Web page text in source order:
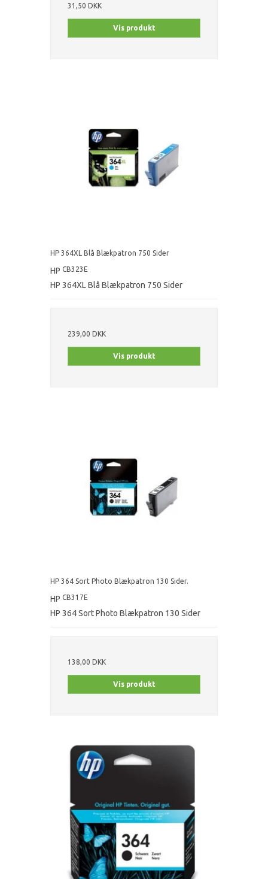
31,50 DKK
Vis produkt
HP 364XL Blå Blækpatron 750 Sider
HP CB323E
HP 364XL Blå Blækpatron 750 Sider
239,00 DKK
Vis produkt
HP 364 Sort Photo Blækpatron 130 Sider.
HP CB317E
HP 364 Sort Photo Blækpatron 130 Sider
138,00 DKK
Vis produkt